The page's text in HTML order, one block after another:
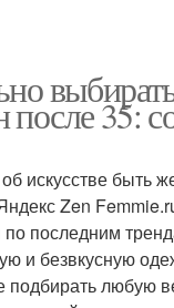
35:
искусстве быть
Zen
последним
и безвкусную
подбирать любую